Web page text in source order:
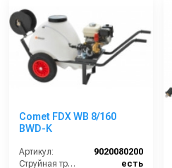
Comet FDX WB 8/160
BWD-K
Артикул:
9020080200
Струйная трубка (копьё):
есть